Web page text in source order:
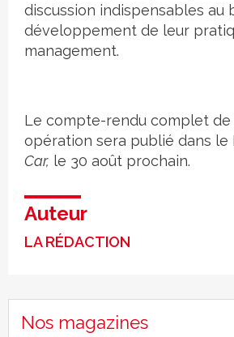
discussion indispensables au
développement de leur
management.
Le compte-rendu complet
opération sera publié dans le
Car, le 30 août prochain.
Auteur
LA RÉDACTION
Nos magazines